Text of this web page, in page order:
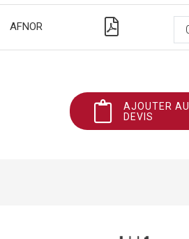
AFNOR
AJOUTER AU
DEVIS